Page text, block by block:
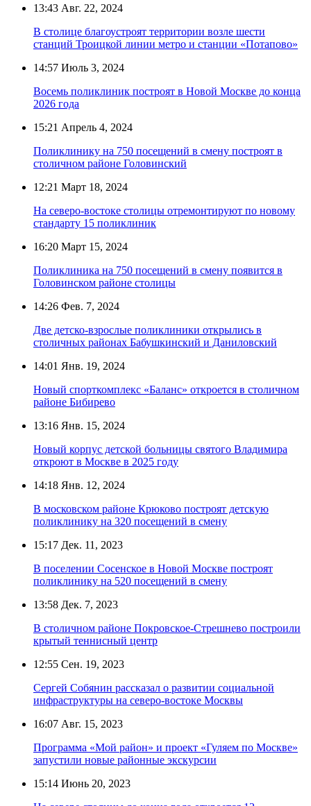
13:43 Авг. 22, 2024
В столице благоустроят территории возле шести
станций Троицкой линии метро и станции «Потапово»
14:57 Июль 3, 2024
Восемь поликлиник построят в Новой Москве до конца
2026 года
15:21 Апрель 4, 2024
Поликлинику на 750 посещений в смену построят в
столичном районе Головинский
12:21 Март 18, 2024
На северо-востоке столицы отремонтируют по новому
стандарту 15 поликлиник
16:20 Март 15, 2024
Поликлиника на 750 посещений в смену появится в
Головинском районе столицы
14:26 Фев. 7, 2024
Две детско-взрослые поликлиники открылись в
столичных районах Бабушкинский и Даниловский
14:01 Янв. 19, 2024
Новый спорткомплекс «Баланс» откроется в столичном
районе Бибирево
13:16 Янв. 15, 2024
Новый корпус детской больницы святого Владимира
откроют в Москве в 2025 году
14:18 Янв. 12, 2024
В московском районе Крюково построят детскую
поликлинику на 320 посещений в смену
15:17 Дек. 11, 2023
В поселении Сосенское в Новой Москве построят
поликлинику на 520 посещений в смену
13:58 Дек. 7, 2023
В столичном районе Покровское-Стрешнево построили
крытый теннисный центр
12:55 Сен. 19, 2023
Сергей Собянин рассказал о развитии социальной
инфраструктуры на северо-востоке Москвы
16:07 Авг. 15, 2023
Программа «Мой район» и проект «Гуляем по Москве»
запустили новые районные экскурсии
15:14 Июнь 20, 2023